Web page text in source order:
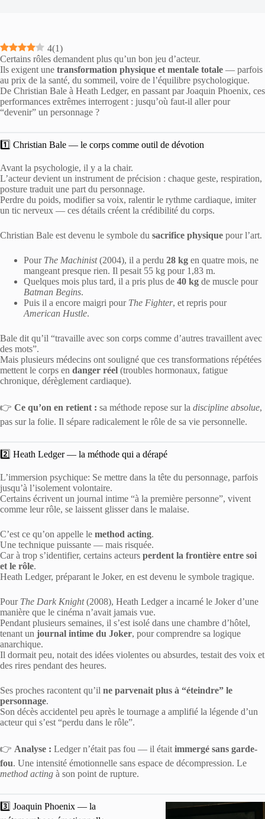
4(1)
Certains rôles demandent plus qu’un bon jeu d’acteur.
Ils exigent une transformation physique et mentale totale — parfois
au prix de la santé, du sommeil, voire de l’équilibre psychologique.
De Christian Bale à Heath Ledger, en passant par Joaquin Phoenix, ces
performances extrêmes interrogent : jusqu’où faut-il aller pour
“devenir” un personnage ?
1️⃣ Christian Bale — le corps comme outil de dévotion
Avant la psychologie, il y a la chair.
L’acteur devient un instrument de précision : chaque geste, respiration,
posture traduit une part du personnage.
Perdre du poids, modifier sa voix, ralentir le rythme cardiaque, imiter
un tic nerveux — ces détails créent la crédibilité du corps.
Christian Bale est devenu le symbole du sacrifice physique pour l’art.
Pour The Machinist(2004), il a perdu 28 kg en quatre mois, ne
mangeant presque rien. Il pesait 55 kg pour 1,83 m.
Quelques mois plus tard, il a pris plus de 40 kg de muscle pour
Batman Begins.
Puis il a encore maigri pour The Fighter, et repris pour
American Hustle.
Bale dit qu’il “travaille avec son corps comme d’autres travaillent avec
des mots”.
Mais plusieurs médecins ont souligné que ces transformations répétées
mettent le corps en danger réel (troubles hormonaux, fatigue
chronique, dérèglement cardiaque).
👉 Ce qu’on en retient : sa méthode repose sur la discipline absolue,
pas sur la folie. Il sépare radicalement le rôle de sa vie personnelle.
2️⃣ Heath Ledger — la méthode qui a dérapé
L’immersion psychique: Se mettre dans la tête du personnage, parfois
jusqu’à l’isolement volontaire.
Certains écrivent un journal intime “à la première personne”, vivent
comme leur rôle, se laissent glisser dans le malaise.
C’est ce qu’on appelle le method acting.
Une technique puissante — mais risquée.
Car à trop s’identifier, certains acteurs perdent la frontière entre soi
et le rôle.
Heath Ledger, préparant le Joker, en est devenu le symbole tragique.
Pour The Dark Knight(2008), Heath Ledger a incarné le Joker d’une
manière que le cinéma n’avait jamais vue.
Pendant plusieurs semaines, il s’est isolé dans une chambre d’hôtel,
tenant un journal intime du Joker, pour comprendre sa logique
anarchique.
Il dormait peu, notait des idées violentes ou absurdes, testait des voix et
des rires pendant des heures.
Ses proches racontent qu’il ne parvenait plus à “éteindre” le
personnage.
Son décès accidentel peu après le tournage a amplifié la légende d’un
acteur qui s’est “perdu dans le rôle”.
👉 Analyse : Ledger n’était pas fou — il était immergé sans garde-
fou. Une intensité émotionnelle sans espace de décompression. Le
method acting à son point de rupture.
3️⃣ Joaquin Phoenix — la